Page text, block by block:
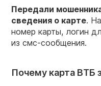
Передали
сведения о карте.
номер карты, логин
из смс-сообщения.
Почему карта ВТБ